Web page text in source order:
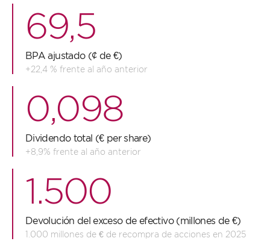
69,5
BPA ajustado (¢ de €)
+22,4 % frente al año anterior
0,098
Dividendo total (€ per share)
+8,9% frente al año anterior
1.500
Devolución del exceso de efectivo (millones de €)
1.000 millones de € de recompra de acciones en 2025